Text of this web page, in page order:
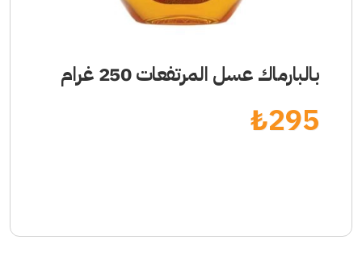
بالبارماك عسل المرتفعات 250 غرام
295
₺